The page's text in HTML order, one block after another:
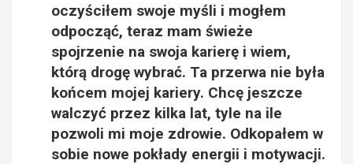
oczyściłem swoje myśli i mogłem
odpocząć, teraz mam świeże
spojrzenie na swoja karierę i wiem,
którą drogę wybrać. Ta przerwa nie była
końcem mojej kariery. Chcę jeszcze
walczyć przez kilka lat, tyle na ile
pozwoli mi moje zdrowie. Odkopałem w
sobie nowe pokłady energii i motywacji.